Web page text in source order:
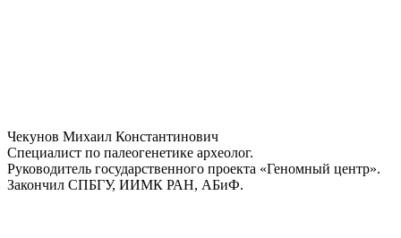
Чекунов Михаил Константинович
Специалист по палеогенетике археолог.
Руководитель государственного проекта «Геномный центр».
Закончил СПБГУ, ИИМК РАН, АБиФ.